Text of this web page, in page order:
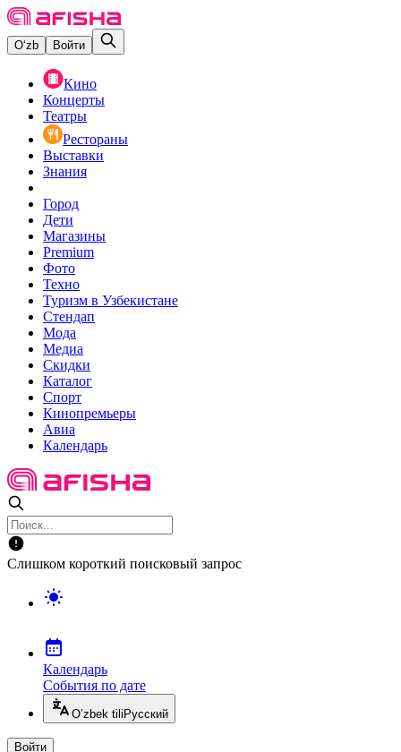
O‘zb Войти
Кино
Концерты
Театры
Рестораны
Выставки
Знания
Город
Дети
Магазины
Premium
Фото
Техно
Туризм в Узбекистане
Стендап
Мода
Медиа
Скидки
Каталог
Спорт
Кинопремьеры
Авиа
Календарь
Слишком короткий поисковый запрос
Календарь
События по дате
O’zbek tili Русский
Войти